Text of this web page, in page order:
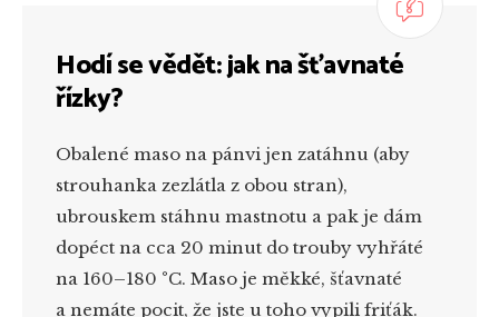
Hodí se vědět: jak na šťavnaté
řízky?
Obalené maso na pánvi jen zatáhnu (aby
strouhanka zezlátla z obou stran),
ubrouskem stáhnu mastnotu a pak je dám
dopéct na cca 20 minut do trouby vyhřáté
na 160–180 °C. Maso je měkké, šťavnaté
a nemáte pocit, že jste u toho vypili friťák.